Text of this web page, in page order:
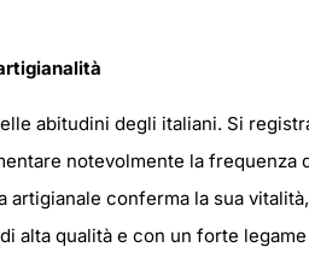
abitudini degli italiani. Si
notevolmente la frequenza
conferma la sua
alta qualità e con un forte